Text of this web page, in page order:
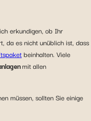
erkundigen, ob Ihr
da es nicht unüblich ist, dass
beinhalten. Viele
mit allen
müssen, sollten Sie einige